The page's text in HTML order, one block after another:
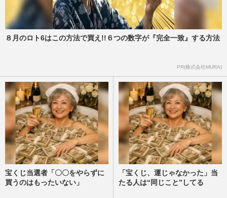
８月のロト6はこの方法で買え!!６つの数字が『完全一致』する方法
PR(株式会社MURA)
宝くじ当選者「〇〇をやらずに
買うのはもったいない」
「宝くじ、運じゃなかった」当
たる人は“同じこと”してる